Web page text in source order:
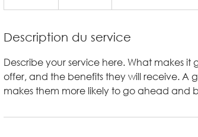
e
m
n
é
Description du service
Describe your service here. What makes
offer, and the benefits they will receive. A
makes them more likely to go ahead and